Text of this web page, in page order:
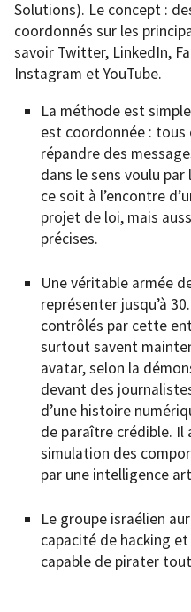
Solutions). Le concept :
coordonnés sur les
savoir Twitter, LinkedIn,
Instagram et YouTube.
La méthode est
est coordonnée :
répandre des
dans le sens voulu
ce soit à l’encontre
projet de loi, mais
précises.
Une véritable armée
représenter jusqu’à
contrôlés par cette
surtout savent
avatar, selon la
devant des
d’une histoire
de paraître crédible. Il
simulation des
par une intelligence
Le groupe israélien
capacité de hacking
capable de pirater